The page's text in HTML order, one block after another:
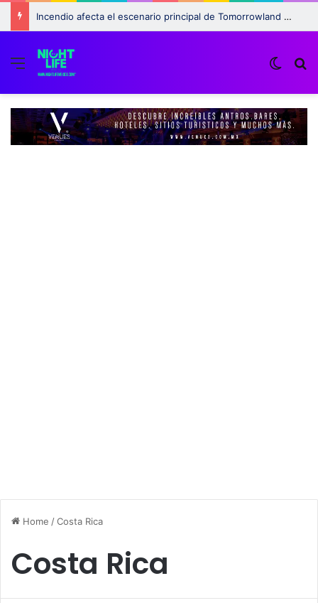
Incendio afecta el escenario principal de Tomorrowland 2025: ¿Qué pasará con el festival?
Menu
Home /Costa Rica
Costa Rica